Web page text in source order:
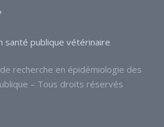
santé publique vétérinaire
recherche en épidémiologie des
– Tous droits réservés